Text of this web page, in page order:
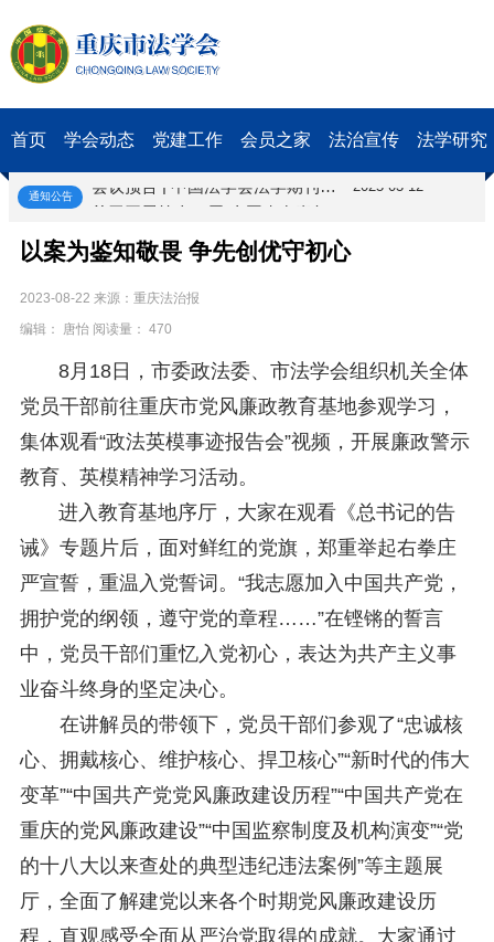
首页 学会动态 党建工作 会员之家 法治宣传 法学研究
通知公告
征稿启事
重庆市法学会第五期法学研究立项课题名单公布 2025-05-20
研究阐释党的二十届四中全会和中央全面依法治国工作会议精神专项课题立项公示公告
关于研究阐释党的二十届四中全会和中央全面依法治国工作会议精神专项课题申报工作的通知
中央政法委印发通知要求学习宣传重庆检察未成年人保护工作团队代表先进事迹 2025-09-30
关于学习运用普法专栏节目《说法》的通知 2025-09-08
第二十届西部法治论坛暨法治宁夏论坛拟获奖论文公示 2025-09-07
征稿启事 2025-08-28
中国法学会2025年度部级法学研究课题立项公示公告 2025-07-08
重庆市法学会第五期法学研究立项课题名单公布 2025-05-20
关于开展“2025年青年普法志愿者法治文化基层行”活动的通知 2025-04-22
会议预告 | 中国法学会法学期刊研究会2025年年会将在重庆召开 2025-03-12
以案为鉴知敬畏 争先创优守初心
2023-08-22 来源：重庆法治报
编辑： 唐怡 阅读量： 470
8月18日，市委政法委、市法学会组织机关全体
党员干部前往重庆市党风廉政教育基地参观学习，
集体观看“政法英模事迹报告会”视频，开展廉政警示
教育、英模精神学习活动。
进入教育基地序厅，大家在观看《总书记的告
诫》专题片后，面对鲜红的党旗，郑重举起右拳庄
严宣誓，重温入党誓词。“我志愿加入中国共产党，
拥护党的纲领，遵守党的章程……”在铿锵的誓言
中，党员干部们重忆入党初心，表达为共产主义事
业奋斗终身的坚定决心。
在讲解员的带领下，党员干部们参观了“忠诚核
心、拥戴核心、维护核心、捍卫核心”“新时代的伟大
变革”“中国共产党党风廉政建设历程”“中国共产党在
重庆的党风廉政建设”“中国监察制度及机构演变”“党
的十八大以来查处的典型违纪违法案例”等主题展
厅，全面了解建党以来各个时期党风廉政建设历
程，直观感受全面从严治党取得的成就。大家通过